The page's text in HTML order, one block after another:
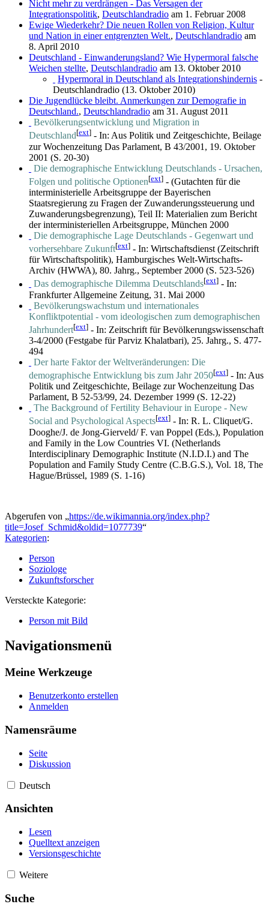
Nicht mehr zu verdrängen - Das Versagen der
Integrationspolitik, Deutschlandradio am 1. Februar 2008
Ewige Wiederkehr? Die neuen Rollen von Religion, Kultur
und Nation in einer entgrenzten Welt., Deutschlandradio am
8. April 2010
Deutschland - Einwanderungsland? Wie Hypermoral falsche
Weichen stellte, Deutschlandradio am 13. Oktober 2010
Hypermoral in Deutschland als Integrationshindernis -
Deutschlandradio (13. Oktober 2010)
Die Jugendlücke bleibt. Anmerkungen zur Demografie in
Deutschland., Deutschlandradio am 31. August 2011
Bevölkerungsentwicklung und Migration in
Deutschland[ext] - In: Aus Politik und Zeitgeschichte, Beilage
zur Wochenzeitung Das Parlament, B 43/2001, 19. Oktober
2001 (S. 20-30)
Die demographische Entwicklung Deutschlands - Ursachen,
Folgen und politische Optionen[ext] - (Gutachten für die
interministerielle Arbeitsgruppe der Bayerischen
Staatsregierung zu Fragen der Zuwanderungssteuerung und
Zuwanderungsbegrenzung), Teil II: Materialien zum Bericht
der interministeriellen Arbeitsgruppe, München 2000
Die demographische Lage Deutschlands - Gegenwart und
vorhersehbare Zukunft[ext] - In: Wirtschaftsdienst (Zeitschrift
für Wirtschaftspolitik), Hamburgisches Welt-Wirtschafts-
Archiv (HWWA), 80. Jahrg., September 2000 (S. 523-526)
Das demographische Dilemma Deutschlands[ext] - In:
Frankfurter Allgemeine Zeitung, 31. Mai 2000
Bevölkerungswachstum und internationales
Konfliktpotential - vom ideologischen zum demographischen
Jahrhundert[ext] - In: Zeitschrift für Bevölkerungswissenschaft
3-4/2000 (Festgabe für Parviz Khalatbari), 25. Jahrg., S. 477-
494
Der harte Faktor der Weltveränderungen: Die
demographische Entwicklung bis zum Jahr 2050[ext] - In: Aus
Politik und Zeitgeschichte, Beilage zur Wochenzeitung Das
Parlament, B 52-53/99, 24. Dezember 1999 (S. 12-22)
The Background of Fertility Behaviour in Europe - New
Social and Psychological Aspects[ext] - In: R. L. Cliquet/G.
Dooghe/J. de Jong-Gierveld/ F. van Poppel (Eds.), Population
and Family in the Low Countries VI. (Netherlands
Interdisciplinary Demographic Institute (N.I.D.I.) and The
Population and Family Study Centre (C.B.G.S.), Vol. 18, The
Hague/Brüssel, 1989 (S. 1-16)
Abgerufen von „https://de.wikimannia.org/index.php?
title=Josef_Schmid&oldid=1077739“
Kategorien:
Person
Soziologe
Zukunftsforscher
Versteckte Kategorie:
Person mit Bild
Navigationsmenü
Meine Werkzeuge
Benutzerkonto erstellen
Anmelden
Namensräume
Seite
Diskussion
Deutsch
Ansichten
Lesen
Quelltext anzeigen
Versionsgeschichte
Weitere
Suche